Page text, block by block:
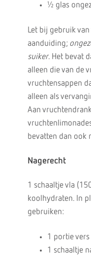
½ glas
Let bij gebruik
aanduiding;
suiker. Het bevat
alleen die van de
vruchtensappen
alleen als
Aan
bevatten dan ook
Nagerecht
1 schaaltje vla
koolhydraten. In
gebruiken:
1 portie
1 schaaltje